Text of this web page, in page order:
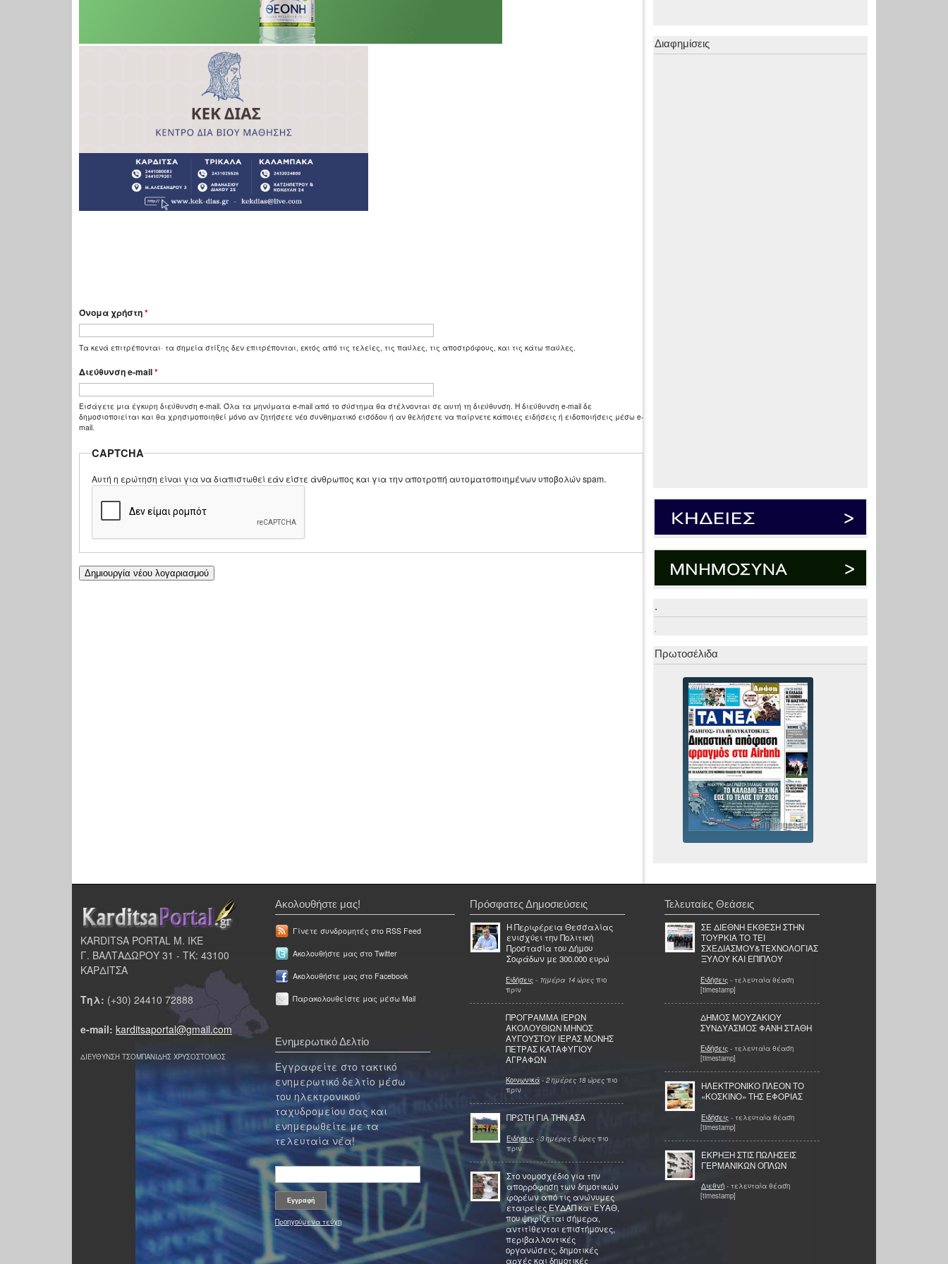
Όνομα χρήστη*
Τα κενά επιτρέπονται· τα σημεία στίξης δεν επιτρέπονται, εκτός από τις τελείες, τις παύλες, τις αποστρόφους, και τις κάτω παύλες.
Διεύθυνση e-mail*
Εισάγετε μια έγκυρη διεύθυνση e-mail. Όλα τα μηνύματα e-mail από το σύστημα θα στέλνονται σε αυτή τη διεύθυνση. Η διεύθυνση e-mail δε
δημοσιοποιείται και θα χρησιμοποιηθεί μόνο αν ζητήσετε νέο συνθηματικό εισόδου ή αν θελήσετε να παίρνετε κάποιες ειδήσεις ή ειδοποιήσεις μέσω e-
mail.
CAPTCHA
Αυτή η ερώτηση είναι για να διαπιστωθεί εάν είστε άνθρωπος και για την αποτροπή αυτοματοποιημένων υποβολών spam.
Διαφημίσεις
.
.
Πρωτοσέλιδα
KARDITSA PORTAL Μ. ΙΚΕ
Γ. ΒΑΛΤΑΔΩΡΟΥ 31 - ΤΚ: 43100
ΚΑΡΔΙΤΣΑ
Τηλ: (+30) 24410 72888
e-mail: karditsaportal@gmail.com
ΔΙΕΥΘΥΝΣΗ ΤΣΟΜΠΑΝΙΔΗΣ ΧΡΥΣΟΣΤΟΜΟΣ
Ακολουθήστε μας!
Γίνετε συνδρομητές στο RSS Feed
Ακολουθήστε μας στο Twitter
Ακολουθήστε μας στο Facebook
Παρακολουθείστε μας μέσω Mail
Ενημερωτικό Δελτίο
Εγγραφείτε στο τακτικό
ενημερωτικό δελτίο μέσω
του ηλεκτρονικού
ταχυδρομείου σας και
ενημερωθείτε με τα
τελευταία νέα!
Προηγούμενα τεύχη
Πρόσφατες Δημοσιεύσεις
Η Περιφέρεια Θεσσαλίας
ενισχύει την Πολιτική
Προστασία του Δήμου
Σοφάδων με 300.000 ευρώ
Ειδήσεις - 1ημέρα 14 ώρες πιο
πριν
ΠΡΟΓΡΑΜΜΑ ΙΕΡΩΝ
ΑΚΟΛΟΥΘΙΩΝ ΜΗΝΟΣ
ΑΥΓΟΥΣΤΟΥ ΙΕΡΑΣ ΜΟΝΗΣ
ΠΕΤΡΑΣ ΚΑΤΑΦΥΓΙΟΥ
ΑΓΡΑΦΩΝ
Κοινωνικά - 2 ημέρες 18 ώρες πιο
πριν
ΠΡΩΤΗ ΓΙΑ ΤΗΝ ΑΣΑ
Ειδήσεις - 3 ημέρες 5 ώρες πιο
πριν
Στο νομοσχέδιο για την
απορρόφηση των δημοτικών
φορέων από τις ανώνυμες
εταιρείες ΕΥΔΑΠ και ΕΥΑΘ,
που ψηφίζεται σήμερα,
αντιτίθενται επιστήμονες,
περιβαλλοντικές
οργανώσεις, δημοτικές
αρχές και δημοτικές
Τελευταίες Θεάσεις
ΣΕ ΔΙΕΘΝΗ ΕΚΘΕΣΗ ΣΤΗΝ
ΤΟΥΡΚΙΑ ΤΟ ΤΕΙ
ΣΧΕΔΙΑΣΜΟΥ&ΤΕΧΝΟΛΟΓΙΑΣ
ΞΥΛΟΥ ΚΑΙ ΕΠΙΠΛΟΥ
Ειδήσεις - τελευταία θέαση
[timestamp]
ΔΗΜΟΣ ΜΟΥΖΑΚΙΟΥ
ΣΥΝΔΥΑΣΜΟΣ ΦΑΝΗ ΣΤΑΘΗ
Ειδήσεις - τελευταία θέαση
[timestamp]
ΗΛΕΚΤΡΟΝΙΚΟ ΠΛΕΟΝ ΤΟ
«ΚΟΣΚΙΝΟ» ΤΗΣ ΕΦΟΡΙΑΣ
Ειδήσεις - τελευταία θέαση
[timestamp]
ΕΚΡΗΞΗ ΣΤΙΣ ΠΩΛΗΣΕΙΣ
ΓΕΡΜΑΝΙΚΩΝ ΟΠΛΩΝ
Διεθνή - τελευταία θέαση
[timestamp]